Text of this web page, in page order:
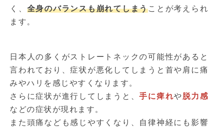
く、 全身のバランスも崩れてしまうことが考えられ
ます。
日本人の多くがストレートネックの可能性があると
言われており、症状が悪化してしまうと首や肩に痛
みやハリを感じやすくなります。
さらに症状が進行してしまうと、手に痺れや脱力感
などの症状が現れます。
また頭痛なども感じやすくなり、自律神経にも影響